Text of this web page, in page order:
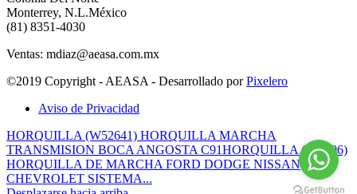
Monterrey, N.L.México
(81) 8351-4030
Ventas: mdiaz@aeasa.com.mx
©2019 Copyright - AEASA - Desarrollado porPixelero
Aviso de Privacidad
HORQUILLA (W52641) HORQUILLA MARCHA
TRANSMISION BOCA ANGOSTA C91HORQUILLA (558306)
HORQUILLA DE MARCHA FORD DODGE NISSAN
CHEVROLET SISTEMA...